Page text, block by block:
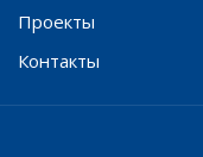
Проекты
Контакты